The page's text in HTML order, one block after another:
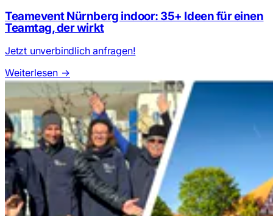
Teamevent Nürnberg indoor: 35+ Ideen für einen
Teamtag, der wirkt
Jetzt unverbindlich anfragen!
Weiterlesen →